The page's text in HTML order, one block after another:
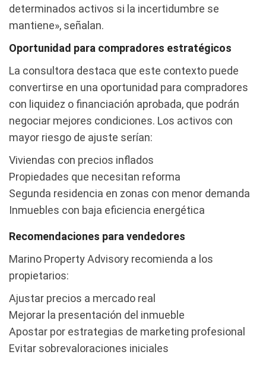
determinados activos si la incertidumbre se
mantiene», señalan.
Oportunidad para compradores estratégicos
La consultora destaca que este contexto puede
convertirse en una oportunidad para compradores
con liquidez o financiación aprobada, que podrán
negociar mejores condiciones. Los activos con
mayor riesgo de ajuste serían:
Viviendas con precios inflados
Propiedades que necesitan reforma
Segunda residencia en zonas con menor demanda
Inmuebles con baja eficiencia energética
Recomendaciones para vendedores
Marino Property Advisory recomienda a los
propietarios:
Ajustar precios a mercado real
Mejorar la presentación del inmueble
Apostar por estrategias de marketing profesional
Evitar sobrevaloraciones iniciales